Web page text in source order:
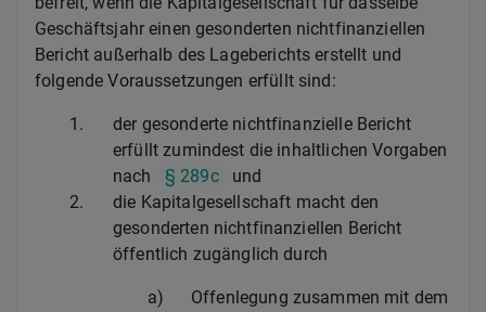
Geschäftsjahr einen gesonderten nichtfinanziellen
Bericht außerhalb des Lageberichts erstellt und
folgende Voraussetzungen erfüllt sind:
1.
der gesonderte nichtfinanzielle Bericht
erfüllt zumindest die inhaltlichen Vorgaben
nach
§ 289c
und
2.
die Kapitalgesellschaft macht den
gesonderten nichtfinanziellen Bericht
öffentlich zugänglich durch
a)
Offenlegung zusammen mit dem